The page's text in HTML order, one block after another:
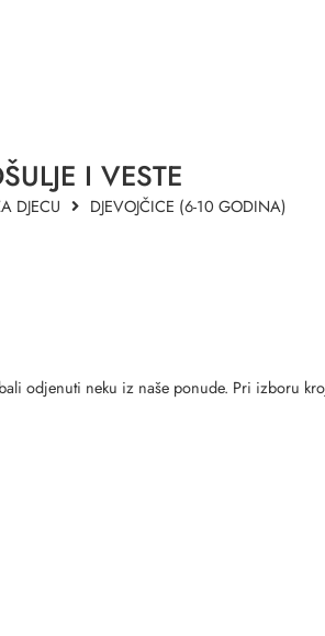
I VESTE
DJECU DJEVOJČICE (6-10 GODINA)
odjenuti neku iz naše ponude. Pri izboru